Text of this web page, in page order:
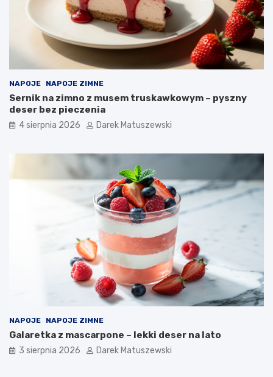
NAPOJE NAPOJE ZIMNE
Sernik na zimno z musem truskawkowym – pyszny
deser bez pieczenia
4 sierpnia 2026 Darek Matuszewski
NAPOJE NAPOJE ZIMNE
Galaretka z mascarpone – lekki deser na lato
3 sierpnia 2026 Darek Matuszewski